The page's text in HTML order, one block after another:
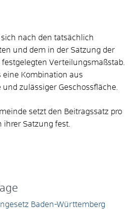
nach den tatsächlich
und dem in der Satzung der
Verteilungsmaßstab.
eine Kombination aus
zulässiger Geschossfläche.
setzt den Beitragssatz pro
ihrer Satzung fest.
Baden-Württemberg